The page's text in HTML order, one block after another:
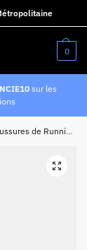
0
sur les
de Running